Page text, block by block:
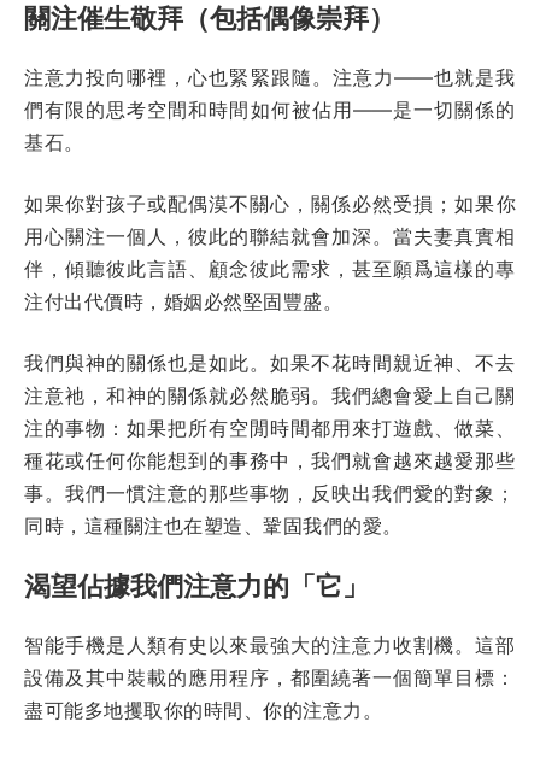
關注催生敬拜（包括偶像崇拜）
注意力投向哪裡，心也緊緊跟隨。注意力——也就是我
們有限的思考空間和時間如何被佔用——是一切關係的
基石。
如果你對孩子或配偶漠不關心，關係必然受損；如果你
用心關注一個人，彼此的聯結就會加深。當夫妻真實相
伴，傾聽彼此言語、顧念彼此需求，甚至願爲這樣的專
注付出代價時，婚姻必然堅固豐盛。
我們與神的關係也是如此。如果不花時間親近神、不去
注意祂，和神的關係就必然脆弱。我們總會愛上自己關
注的事物：如果把所有空閒時間都用來打遊戲、做菜、
種花或任何你能想到的事務中，我們就會越來越愛那些
事。我們一慣注意的那些事物，反映出我們愛的對象；
同時，這種關注也在塑造、鞏固我們的愛。
渴望佔據我們注意力的「它」
智能手機是人類有史以來最強大的注意力收割機。這部
設備及其中裝載的應用程序，都圍繞著一個簡單目標：
盡可能多地攫取你的時間、你的注意力。